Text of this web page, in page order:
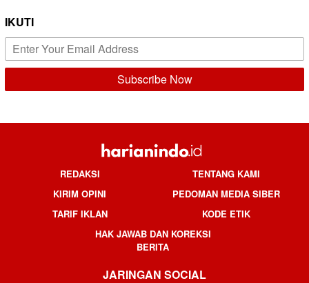
IKUTI
REDAKSI
TENTANG KAMI
KIRIM OPINI
PEDOMAN MEDIA SIBER
TARIF IKLAN
KODE ETIK
HAK JAWAB DAN KOREKSI
BERITA
JARINGAN SOCIAL